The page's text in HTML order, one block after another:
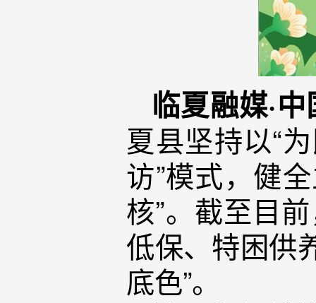
临夏融媒·
夏县坚持以“
访”模式，健
核”。截至目
低保、特困供
底色”。